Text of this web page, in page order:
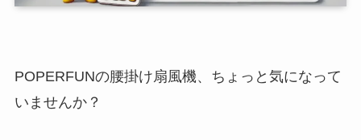
POPERFUNの腰掛け扇風機、ちょっと気になって
いませんか？